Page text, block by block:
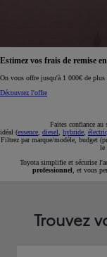
Réservez en ligne votre
Réservez en ligne
Faites confiance au
idéal (essence diesel hybride
Filtrez par marque/modèle, budget
le
Toyota simplifie et sécurise
professionnel , et vous
Trouvez